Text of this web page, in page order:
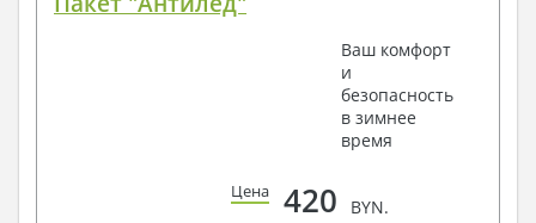
Ваш комфорт
и
безопасность
в зимнее
время
Цена 420 BYN.